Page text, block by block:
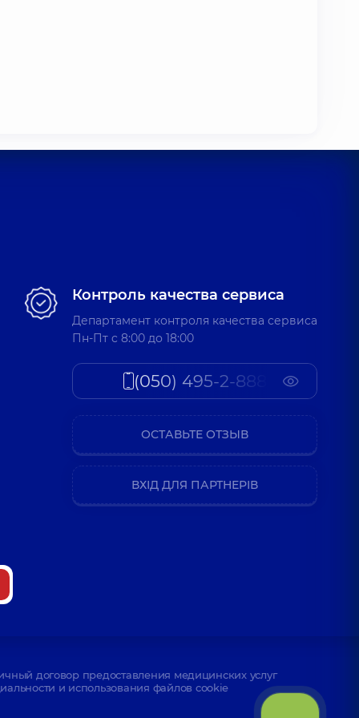
Контроль качества сервиса
Департамент контроля качества сервиса
Пн-Пт c 8:00 до 18:00
(050) 495-2-888
ОСТАВЬТЕ ОТЗЫВ
ВХІД ДЛЯ ПАРТНЕРІВ
договор предоставления медицинских услуг
и использования файлов cookie